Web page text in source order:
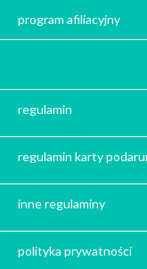
Ile
program afiliacyjny
regulamin
regulamin karty
inne regulaminy
polityka prywatności